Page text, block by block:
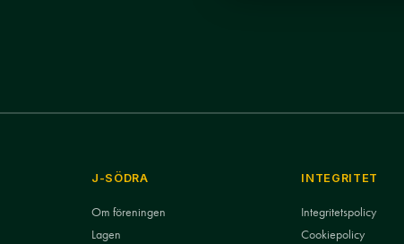
J-SÖDRA
Om föreningen
Lagen
INTEGRITET
Integritetspolicy
Cookiepolicy